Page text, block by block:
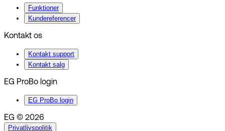
Funktioner
Kundereferencer
Kontakt os
Kontakt support
Kontakt salg
EG ProBo login
EG ProBo login
EG © 2026
Privatlivspolitik